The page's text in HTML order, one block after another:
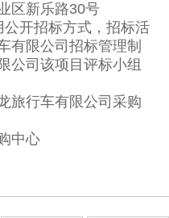
区新乐路30号
开招标方式，招标活
有限公司招标管理制
公司该项目评标小组
旅行车有限公司采购
中心